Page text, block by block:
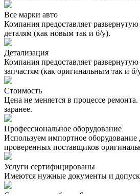
Все марки авто
Компания предоставляет
деталям (как новым так и б/у).
Детализация
Компания предоставляет
запчастям (как оригинальным так и б/
Стоимость
Цена не меняется в процессе
заранее.
Профессиональное оборудование
Используем импортное оборудование
проверенных поставщиков
Услуги сертифицированы
Имеются нужные документы и допуск